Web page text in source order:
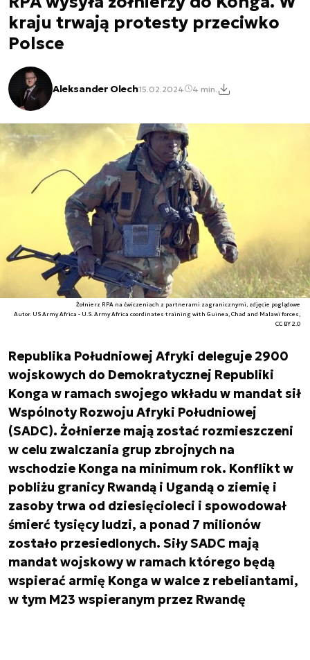
kraju trwają protesty przeciwko
Polsce
Aleksander Olech15.02.2024 4 min.
Żołnierz RPA na ćwiczeniach z partnerami zagranicznymi, zdjęcie poglądowe
Autor. US Army Africa - U.S. Army Africa coordinates training with Guinea, Chad and Malawi forces,
CC BY 2.0
Republika Południowej Afryki deleguje 2900
wojskowych do Demokratycznej Republiki
Konga w ramach swojego wkładu w mandat sił
Wspólnoty Rozwoju Afryki Południowej
(SADC). Żołnierze mają zostać rozmieszczeni
w celu zwalczania grup zbrojnych na
wschodzie Konga na minimum rok. Konflikt w
pobliżu granicy Rwandą i Ugandą o ziemię i
zasoby trwa od dziesięcioleci i spowodował
śmierć tysięcy ludzi, a ponad 7 milionów
zostało przesiedlonych. Siły SADC mają
mandat wojskowy w ramach którego będą
wspierać armię Konga w walce z rebeliantami,
w tym M23 wspieranym przez Rwandę